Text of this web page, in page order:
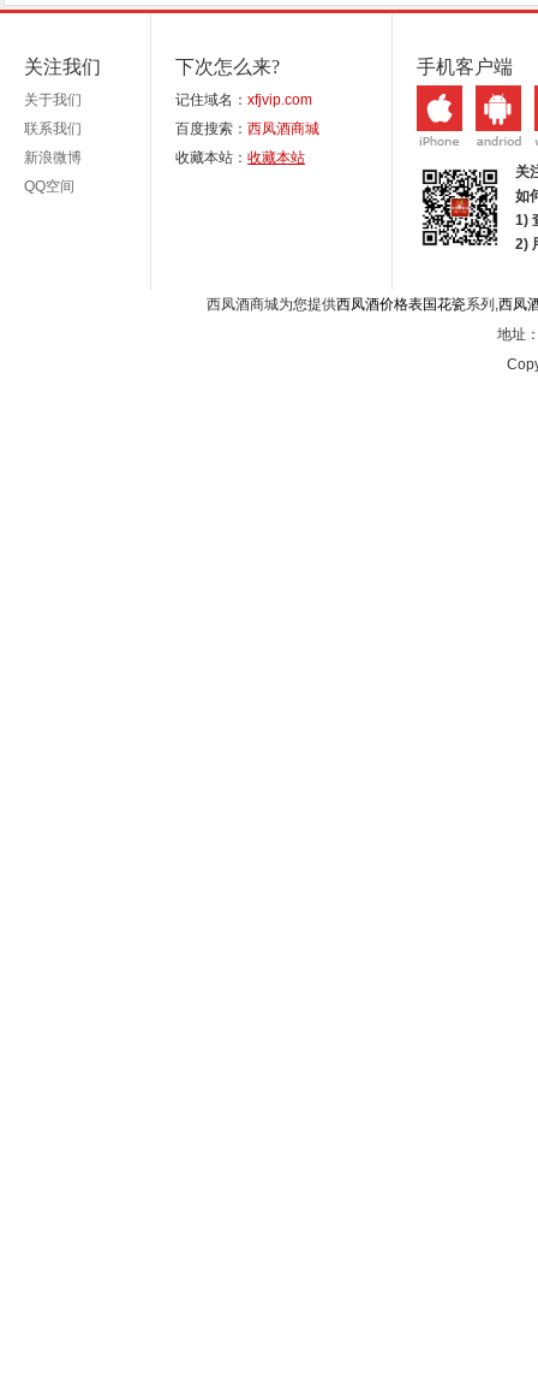
关注我们
关于我们
联系我们
新浪微博
QQ空间
下次怎么来?
记住域名： xfjvip.com
百度搜索： 西凤酒商城
收藏本站： 收藏本站
手机客户端
关
如
1)
2)
西凤酒商城为您提供西凤酒价格表国花瓷系列, 西凤
地址